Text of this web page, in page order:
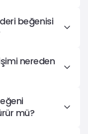
beğenisi
nereden
mü?